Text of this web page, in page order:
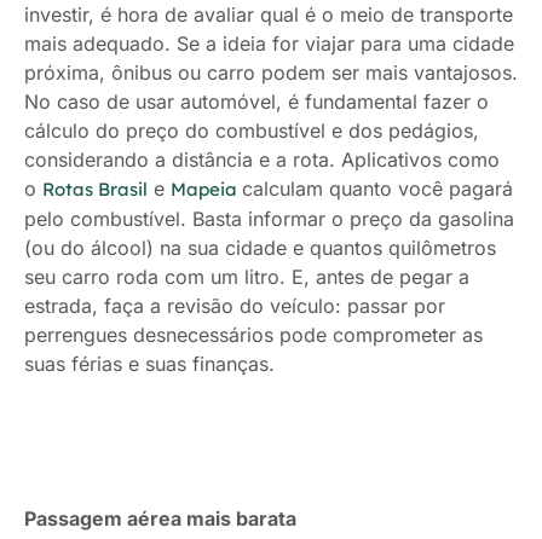
investir, é hora de avaliar qual é o meio de transporte
mais adequado. Se a ideia for viajar para uma cidade
próxima, ônibus ou carro podem ser mais vantajosos.
No caso de usar automóvel, é fundamental fazer o
cálculo do preço do combustível e dos pedágios,
considerando a distância e a rota. Aplicativos como
o Rotas Brasil e Mapeia calculam quanto você pagará
pelo combustível. Basta informar o preço da gasolina
(ou do álcool) na sua cidade e quantos quilômetros
seu carro roda com um litro. E, antes de pegar a
estrada, faça a revisão do veículo: passar por
perrengues desnecessários pode comprometer as
suas férias e suas finanças.
Passagem aérea mais barata